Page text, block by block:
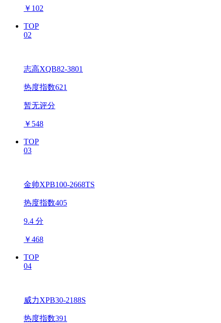
￥ 102
TOP
02
志高XQB82-3801
热度指数621
暂无评分
￥ 548
TOP
03
金帅XPB100-2668TS
热度指数405
9.4 分
￥468
TOP
04
威力XPB30-2188S
热度指数391